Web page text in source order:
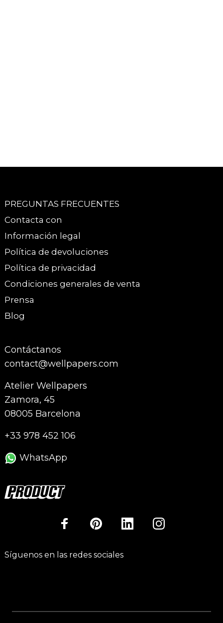
PREGUNTAS FRECUENTES
Contacta con
Información legal
Política de devoluciones
Política de privacidad
Condiciones generales de venta
Prensa
Blog
Contáctanos
contact@wellpapers.com
Atelier Wellpapers
Zamora, 45
08005 Barcelona
+33 978 452 106
WhatsApp
Síguenos en las redes sociales